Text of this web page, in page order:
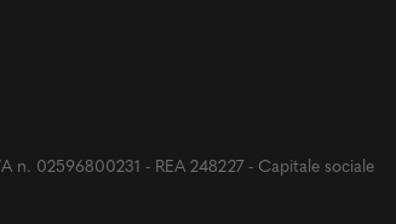
n. 02596800231 - REA 248227 - Capitale sociale